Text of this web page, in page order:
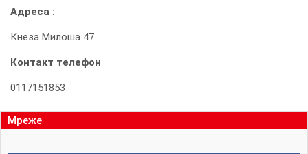
Адреса :
Кнеза Милоша 47
Контакт телефон
0117151853
Мреже